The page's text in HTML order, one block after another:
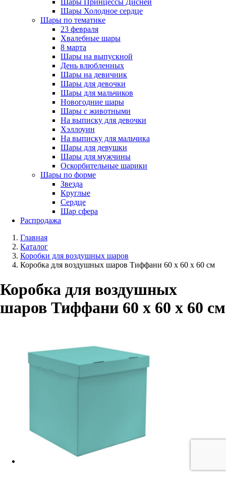
Шары Холодное сердце
Шары по тематике
23 февраля
Хвалебные шары
8 марта
Шары на выпускной
День влюбленных
Шары на девичник
Шары для девочки
Шары для мальчиков
Новогодние шары
Шары с животными
На выписку для девочки
Хэллоуин
На выписку для мальчика
Шары для девушки
Шары для мужчины
Оскорбительные шарики
Шары по форме
Звезда
Круглые
Сердце
Шар сфера
Распродажа
Главная
Каталог
Коробки для воздушных шаров
Коробка для воздушных шаров Тиффани 60 х 60 х 60 см
Коробка для воздушных
шаров Тиффани 60 х 60 х 60 см